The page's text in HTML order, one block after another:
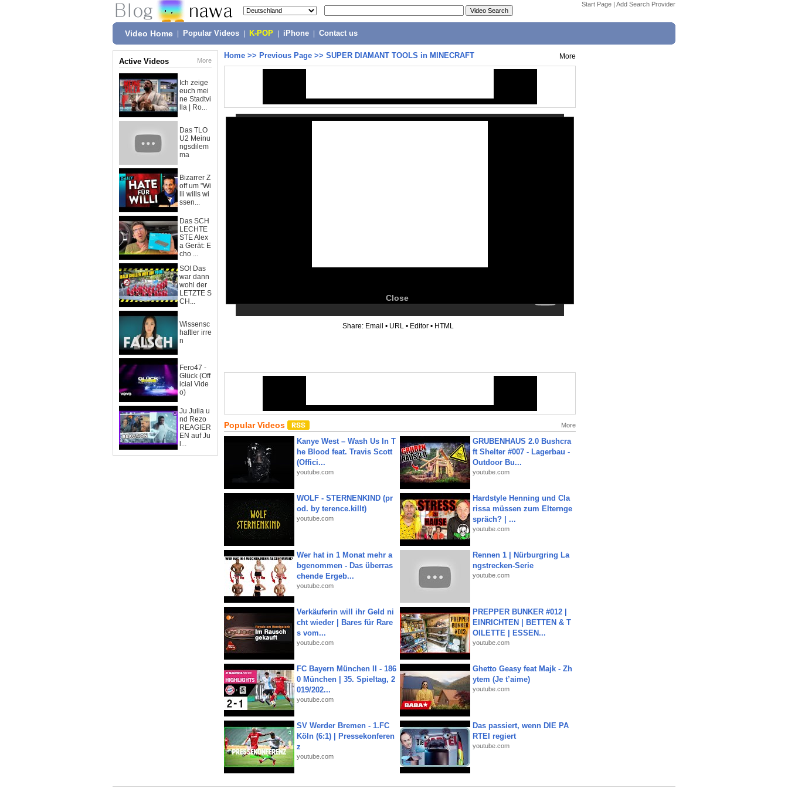
Start Page | Add Search Provider
Video Home Popular Videos K-POP iPhone Contact us
Active Videos More
Ich zeige
euch mei
ne Stadtvi
lla | Ro...
Das TLO
U2 Meinu
ngsdilem
ma
Bizarrer Z
off um "Wi
lli wills wi
ssen...
Das SCH
LECHTE
STE Alex
a Gerät: E
cho ...
SO! Das
war dann
wohl der
LETZTE S
CH...
Wissensc
haftler irre
n
Fero47 -
Glück (Off
icial Vide
o)
Ju Julia u
nd Rezo
REAGIER
EN auf Ju
l...
Home >> Previous Page >> SUPER DIAMANT TOOLS in MINECRAFT More
Close
Share: Email • URL • Editor • HTML
Popular Videos More
Kanye West – Wash Us In T
he Blood feat. Travis Scott
(Offici...
youtube.com
GRUBENHAUS 2.0 Bushcra
ft Shelter #007 - Lagerbau -
Outdoor Bu...
youtube.com
WOLF - STERNENKIND (pr
od. by terence.killt)
youtube.com
Hardstyle Henning und Cla
rissa müssen zum Elternge
spräch? | ...
youtube.com
Wer hat in 1 Monat mehr a
bgenommen - Das überras
chende Ergeb...
youtube.com
Rennen 1 | Nürburgring La
ngstrecken-Serie
youtube.com
Verkäuferin will ihr Geld ni
cht wieder | Bares für Rare
s vom...
youtube.com
PREPPER BUNKER #012 |
EINRICHTEN | BETTEN & T
OILETTE | ESSEN...
youtube.com
FC Bayern München II - 186
0 München | 35. Spieltag, 2
019/202...
youtube.com
Ghetto Geasy feat Majk - Zh
ytem (Je t’aime)
youtube.com
SV Werder Bremen - 1.FC
Köln (6:1) | Pressekonferen
z
youtube.com
Das passiert, wenn DIE PA
RTEI regiert
youtube.com